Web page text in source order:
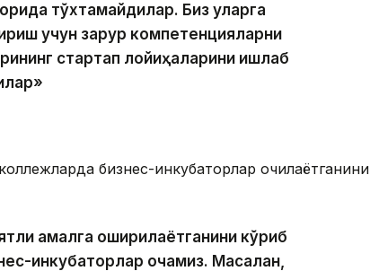
тўхтамайдилар. Биз уларга
учун зарур компетенцияларни
стартап лойиҳаларини ишлаб
бизнес-инкубаторлар очилаётганини
амалга оширилаётганини кўриб
инкубаторлар очамиз. Масалан,